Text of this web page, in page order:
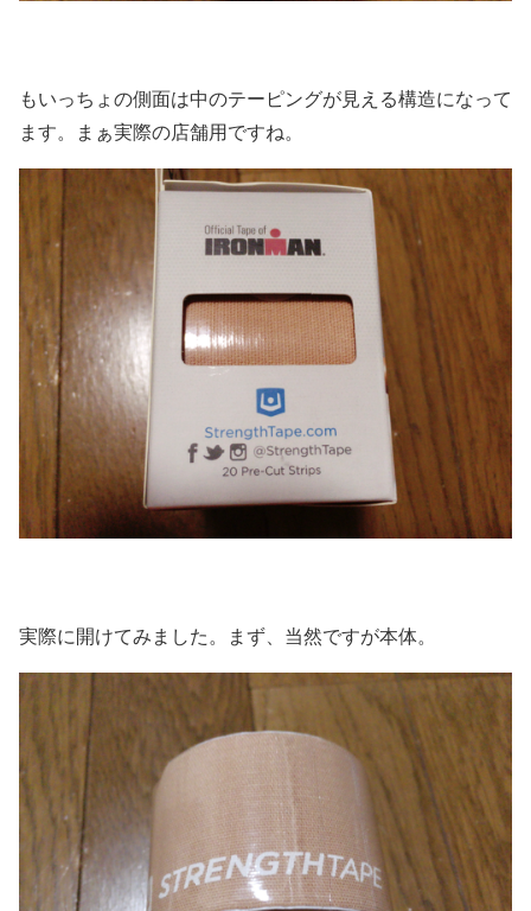
もいっちょの側面は中のテーピングが見える構造になって
ます。まぁ実際の店舗用ですね。
実際に開けてみました。まず、当然ですが本体。